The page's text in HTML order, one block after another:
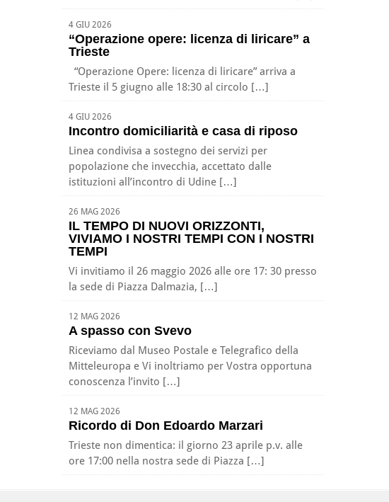
4 GIU 2026
“Operazione opere: licenza di liricare” a
Trieste
“Operazione Opere: licenza di liricare” arriva a
Trieste il 5 giugno alle 18:30 al circolo […]
4 GIU 2026
Incontro domiciliarità e casa di riposo
Linea condivisa a sostegno dei servizi per
popolazione che invecchia, accettato dalle
istituzioni all’incontro di Udine […]
26 MAG 2026
IL TEMPO DI NUOVI ORIZZONTI,
VIVIAMO I NOSTRI TEMPI CON I NOSTRI
TEMPI
Vi invitiamo il 26 maggio 2026 alle ore 17: 30 presso
la sede di Piazza Dalmazia, […]
12 MAG 2026
A spasso con Svevo
Riceviamo dal Museo Postale e Telegrafico della
Mitteleuropa e Vi inoltriamo per Vostra opportuna
conoscenza l’invito […]
12 MAG 2026
Ricordo di Don Edoardo Marzari
Trieste non dimentica: il giorno 23 aprile p.v. alle
ore 17:00 nella nostra sede di Piazza […]